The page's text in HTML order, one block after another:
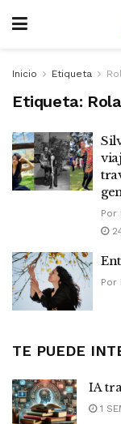
Inicio Etiqueta
Etiqueta:
Por
Por
TE PUEDE
IA
1